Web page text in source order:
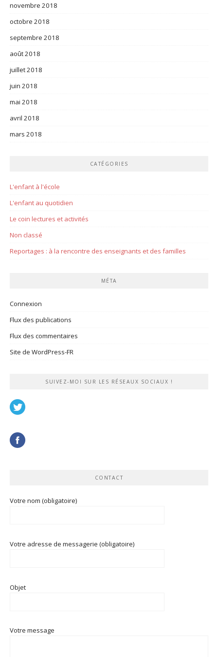
novembre 2018
octobre 2018
septembre 2018
août 2018
juillet 2018
juin 2018
mai 2018
avril 2018
mars 2018
CATÉGORIES
L'enfant à l'école
L'enfant au quotidien
Le coin lectures et activités
Non classé
Reportages : à la rencontre des enseignants et des familles
MÉTA
Connexion
Flux des publications
Flux des commentaires
Site de WordPress-FR
SUIVEZ-MOI SUR LES RÉSEAUX SOCIAUX !
CONTACT
Votre nom (obligatoire)
Votre adresse de messagerie (obligatoire)
Objet
Votre message